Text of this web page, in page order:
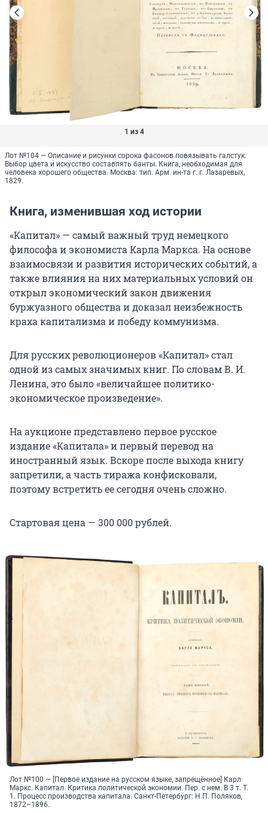
1 из 4
Лот №104 — Описание и рисунки сорока фасонов повязывать галстук.
Выбор цвета и искусство составлять банты. Книга, необходимая для
человека хорошего общества. Москва: тип. Арм. ин-та г. г. Лазаревых,
1829.
Книга, изменившая ход истории
«Капитал» — самый важный труд немецкого
философа и экономиста Карла Маркса. На основе
взаимосвязи и развития исторических событий, а
также влияния на них материальных условий он
открыл экономический закон движения
буржуазного общества и доказал неизбежность
краха капитализма и победу коммунизма.
Для русских революционеров «Капитал» стал
одной из самых значимых книг. По словам В. И.
Ленина, это было «величайшее политико-
экономическое произведение».
На аукционе представлено первое русское
издание «Капитала» и первый перевод на
иностранный язык. Вскоре после выхода книгу
запретили, а часть тиража конфисковали,
поэтому встретить ее сегодня очень сложно.
Стартовая цена — 300 000 рублей.
Лот №100 — [Первое издание на русском языке, запрещённое] Карл
Маркс. Капитал. Критика политической экономии. Пер. с нем. В 3 т. Т.
1. Процесс производства капитала. Санкт-Петербург: Н.П. Поляков,
1872–1896.